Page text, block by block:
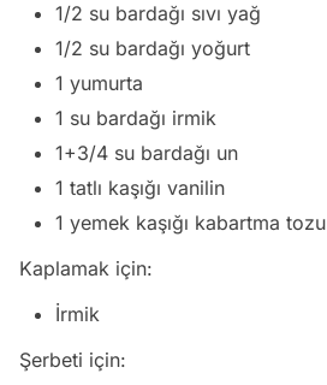
1/2 su bardağı sıvı yağ
1/2 su bardağı yoğurt
1 yumurta
1 su bardağı irmik
1+3/4 su bardağı un
1 tatlı kaşığı vanilin
1 yemek kaşığı kabartma tozu
Kaplamak için:
İrmik
Şerbeti için: